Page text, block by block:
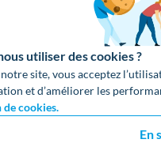
utiliser des cookies ?
site, vous acceptez
et d’améliorer les
cookies.
En